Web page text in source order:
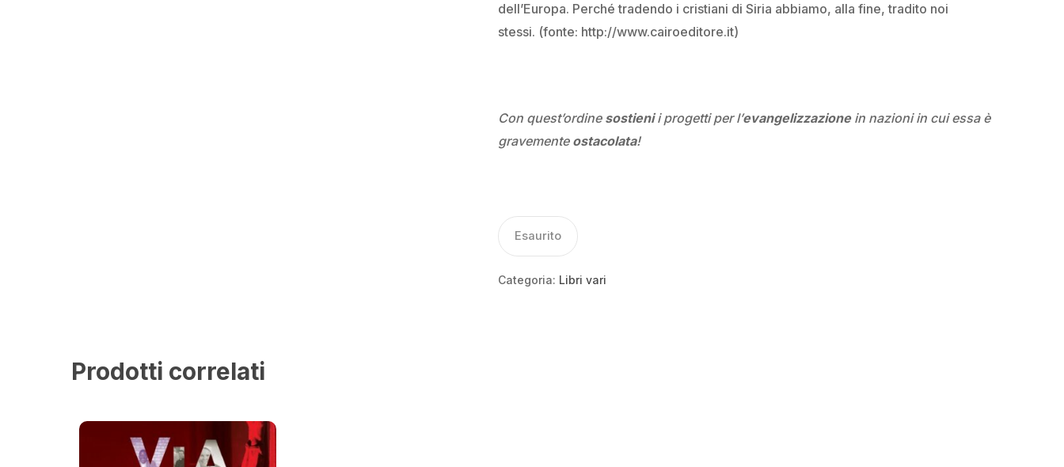
dell’Europa. Perché tradendo i cristiani di Siria abbiamo, alla fine, tradito noi
stessi. (fonte: http://www.cairoeditore.it)
Con quest’ordine sostienii progetti per l’evangelizzazionein nazioni in cui essa è
gravemente ostacolata!
Esaurito
Categoria: Libri vari
Prodotti correlati